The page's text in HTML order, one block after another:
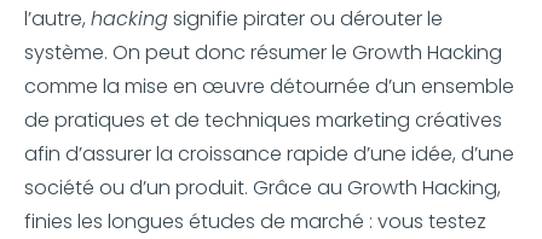
l’autre, hackingsignifie pirater ou dérouter le
système. On peut donc résumer le Growth Hacking
comme la mise en œuvre détournée d’un ensemble
de pratiques et de techniques marketing créatives
afin d’assurer la croissance rapide d’une idée, d’une
société ou d’un produit. Grâce au Growth Hacking,
finies les longues études de marché : vous testez